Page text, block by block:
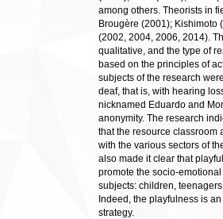
among others. Theorists in
Brougère (2001); Kishimoto
(2002, 2004, 2006, 2014).
qualitative, and the type of
based on the principles of
subjects of the research
deaf, that is, with hearing
nicknamed Eduardo and
anonymity. The research
that the resource classroom
with the various sectors of
also made it clear that
promote the socio-
subjects: children,
Indeed, the playfulness is
strategy.